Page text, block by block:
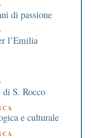
di passione
l’Emilia
S. Rocco
e culturale